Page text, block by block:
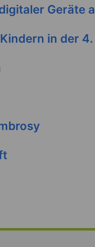
Geräte
in der 4.